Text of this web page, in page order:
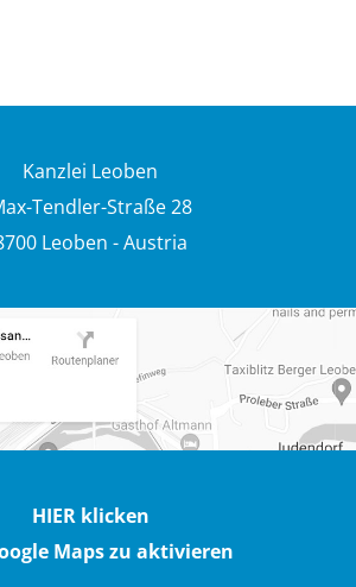
Kanzlei Leoben
Tendler-Straße 28
Leoben - Austria
HIER klicken
Maps zu aktivieren